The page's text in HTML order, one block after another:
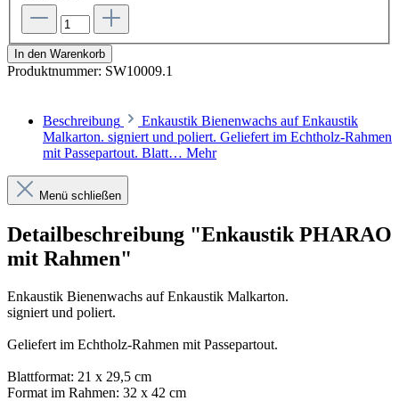
In den Warenkorb
Produktnummer: SW10009.1
Beschreibung
Enkaustik Bienenwachs auf Enkaustik
Malkarton. signiert und poliert. Geliefert im Echtholz-Rahmen
mit Passepartout. Blatt… Mehr
Menü schließen
Detailbeschreibung "Enkaustik PHARAO
mit Rahmen"
Enkaustik Bienenwachs auf Enkaustik Malkarton.
signiert und poliert.
Geliefert im Echtholz-Rahmen mit Passepartout.
Blattformat: 21 x 29,5 cm
Format im Rahmen: 32 x 42 cm